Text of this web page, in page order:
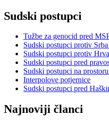
Sudski postupci
Tužbe za genocid pred
Sudski postupci protiv
Sudski postupci protiv
Sudski postupci pred
Sudski postupci na
Interpolove potjernice
Sudski postupci pred
Najnoviji članci